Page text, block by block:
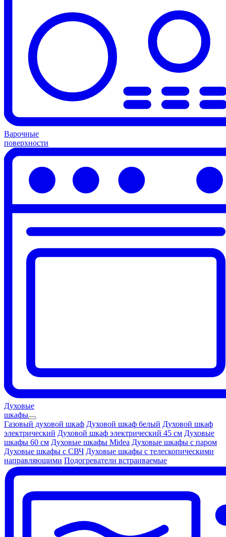
Варочные
поверхности
Духовые
шкафы
Газовый духовой шкаф Духовой шкаф белый Духовой шкаф
электрический Духовой шкаф электрический 45 см Духовые
шкафы 60 см Духовые шкафы Midea Духовые шкафы с паром
Духовые шкафы с СВЧ Духовые шкафы с телескопическими
направляющими Подогреватели встраиваемые